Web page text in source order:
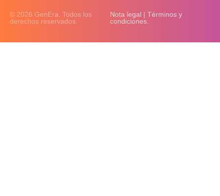
© 2026 GenEra. Todos los
derechos reservados.
Nota legal | Términos y
condiciones.